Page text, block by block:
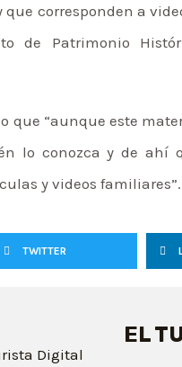
corresponden a
de Patrimonio
que “aunque este
lo conozca y de
y videos
TWITTER
EL